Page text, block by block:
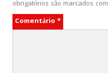
obrigatórios são marcados com
Comentário *